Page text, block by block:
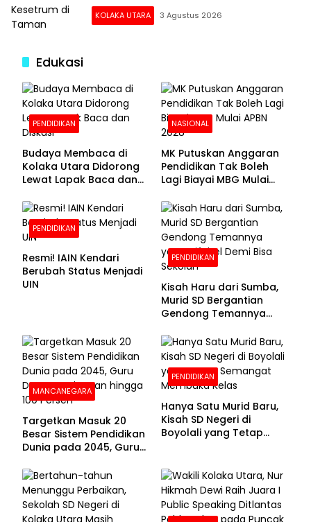
KOLAKA UTARA 3 Agustus 2026
Edukasi
PENDIDIKAN
Budaya Membaca di
Kolaka Utara Didorong
Lewat Lapak Baca dan
NASIONAL
MK Putuskan Anggaran
Pendidikan Tak Boleh
Lagi Biayai MBG Mulai
PENDIDIKAN
Resmi! IAIN Kendari
Berubah Status Menjadi
UIN
PENDIDIKAN
Kisah Haru dari Sumba,
Murid SD Bergantian
Gendong Temannya
Sekolah
MANCANEGARA
Targetkan Masuk 20
Besar Sistem Pendidikan
Dunia pada 2045, Guru
100 Persen
PENDIDIKAN
Hanya Satu Murid Baru,
Kisah SD Negeri di
Boyolali yang Tetap